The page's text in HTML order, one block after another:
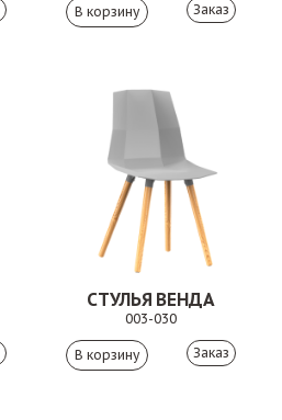
Заказ
СТУЛЬЯ ВЕНДА
003-030
Заказ